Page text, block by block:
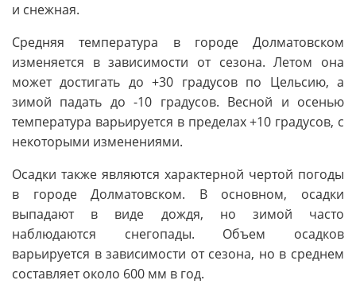
и снежная.
Средняя температура в городе Долматовском
изменяется в зависимости от сезона. Летом она
может достигать до +30 градусов по Цельсию, а
зимой падать до -10 градусов. Весной и осенью
температура варьируется в пределах +10 градусов, с
некоторыми изменениями.
Осадки также являются характерной чертой погоды
в городе Долматовском. В основном, осадки
выпадают в виде дождя, но зимой часто
наблюдаются снегопады. Объем осадков
варьируется в зависимости от сезона, но в среднем
составляет около 600 мм в год.